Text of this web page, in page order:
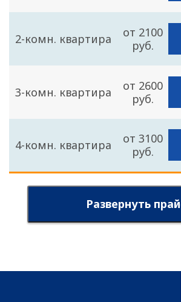
2-комн. квартира
от 2100
руб.
3-комн. квартира
от 2600
руб.
4-комн. квартира
от 3100
руб.
Развернуть